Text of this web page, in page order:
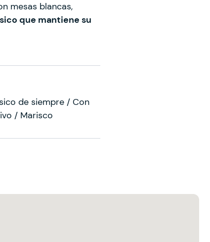
mesas blancas,
que mantiene su
de siempre / Con
/ Marisco